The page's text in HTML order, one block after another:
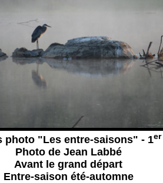
photo "Les entre-saisons" - 1er
Photo de Jean Labbé
Avant le grand départ
Entre-saison été-automne